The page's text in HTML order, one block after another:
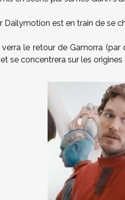
Dailymotion est en train de se
le retour de Gamorra
se concentrera sur les origines